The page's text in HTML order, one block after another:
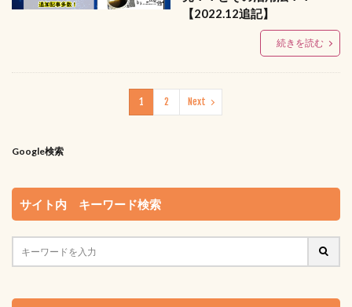
【2022.12追記】
続きを読む
1 2 Next
Google検索
サイト内 キーワード検索